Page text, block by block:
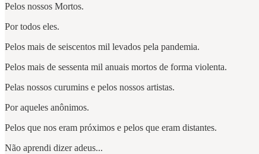
Pelos nossos Mortos.
Por todos eles.
Pelos mais de seiscentos mil levados pela pandemia.
Pelos mais de sessenta mil anuais mortos de forma violenta.
Pelas nossos curumins e pelos nossos artistas.
Por aqueles anônimos.
Pelos que nos eram próximos e pelos que eram distantes.
Não aprendi dizer adeus...